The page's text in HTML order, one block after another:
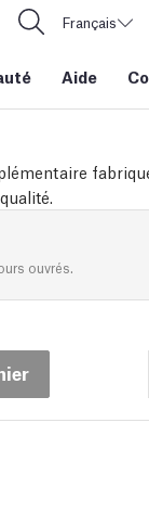
Français
Aide
ouvrés.